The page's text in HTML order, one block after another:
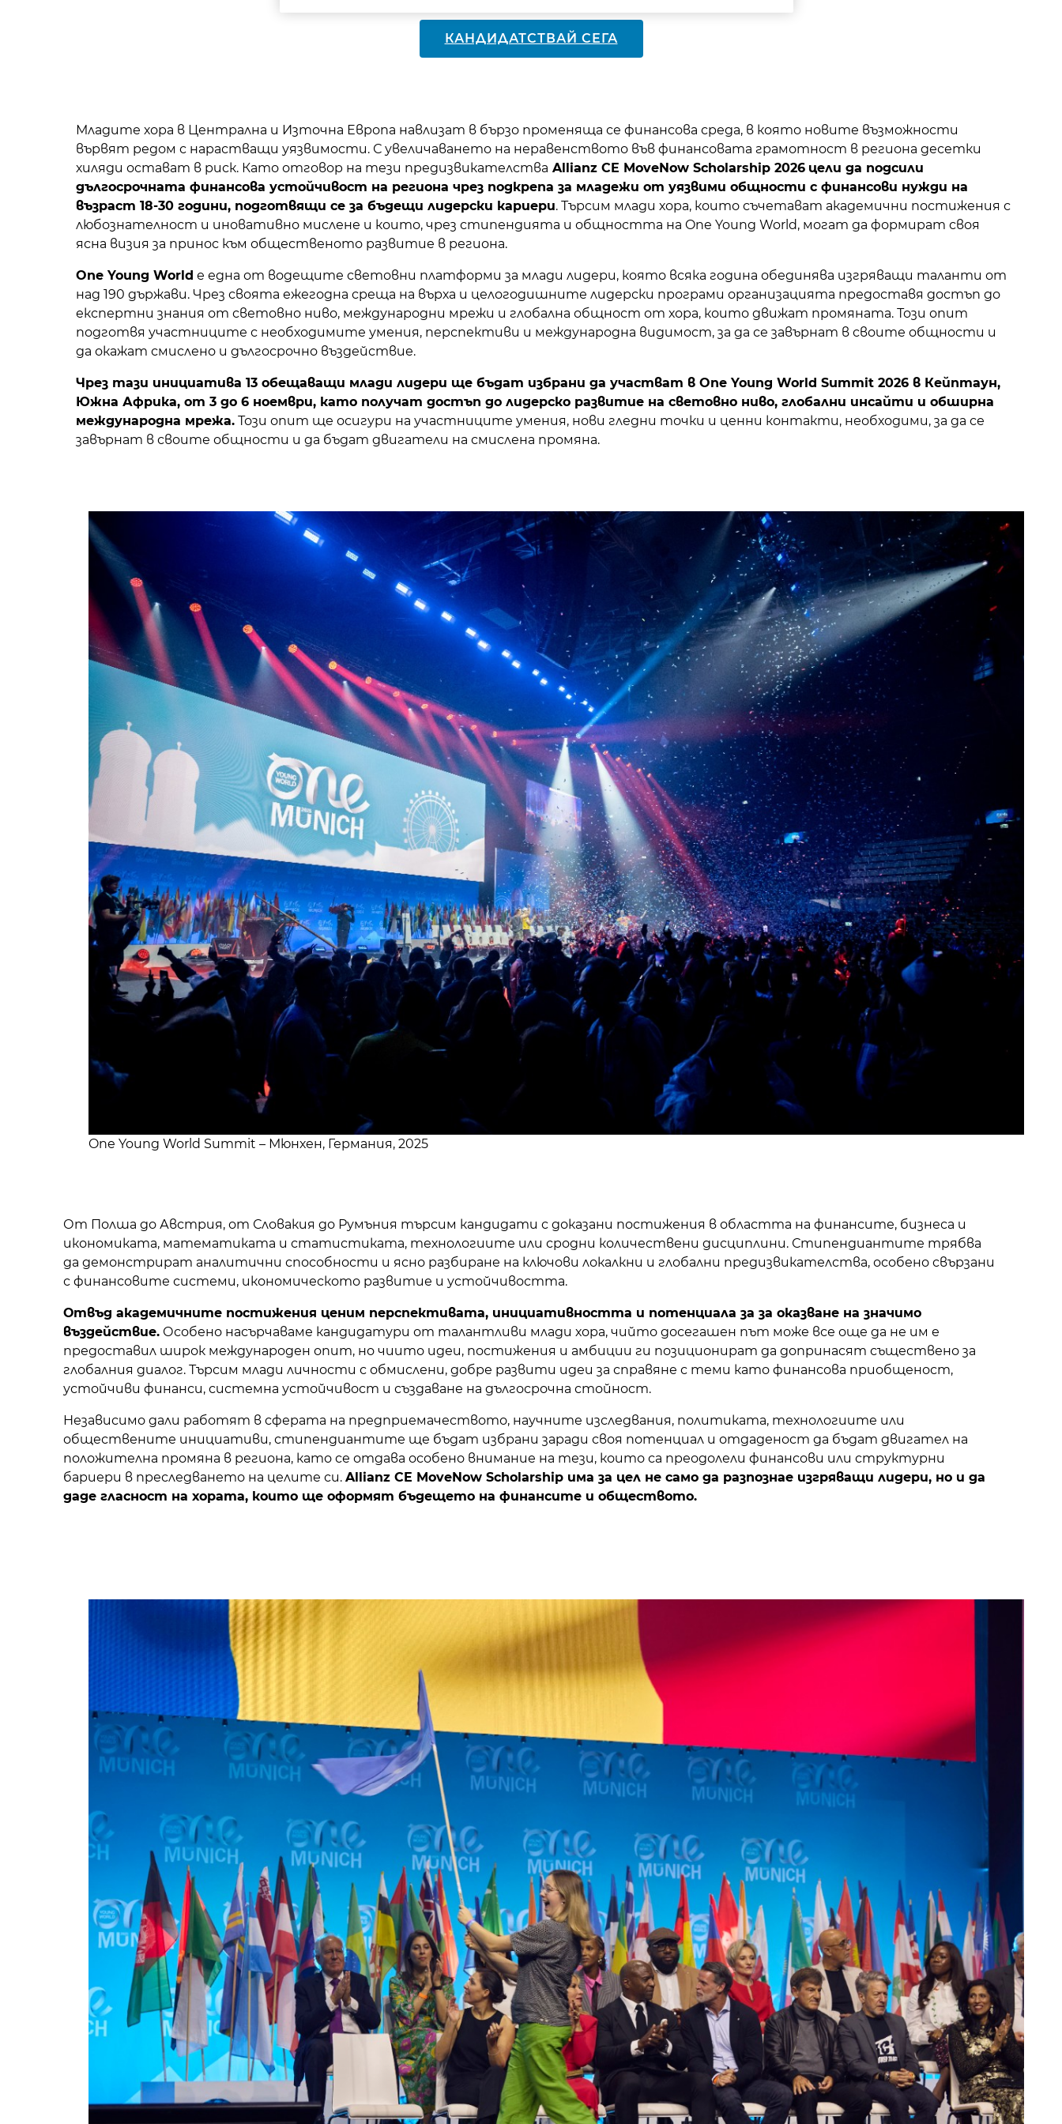
КАНДИДАТСТВАЙ СЕГА
Младите хора в Централна и Източна Европа навлизат в бързо променяща се финансова среда, в която новите възможности
вървят редом с нарастващи уязвимости. С увеличаването на неравенството във финансовата грамотност в региона десетки
хиляди остават в риск. Като отговор на тези предизвикателства Allianz CE MoveNow Scholarship 2026 цели да подсили
дългосрочната финансова устойчивост на региона чрез подкрепа за младежи от уязвими общности с финансови нужди на
възраст 18-30 години, подготвящи се за бъдещи лидерски кариери. Търсим млади хора, които съчетават академични постижения с
любознателност и иновативно мислене и които, чрез стипендията и общността на One Young World, могат да формират своя
ясна визия за принос към общественото развитие в региона.
One Young World е една от водещите световни платформи за млади лидери, която всяка година обединява изгряващи таланти от
над 190 държави. Чрез своята ежегодна среща на върха и целогодишните лидерски програми организацията предоставя достъп до
експертни знания от световно ниво, международни мрежи и глобална общност от хора, които движат промяната. Този опит
подготвя участниците с необходимите умения, перспективи и международна видимост, за да се завърнат в своите общности и
да окажат смислено и дългосрочно въздействие.
Чрез тази инициатива 13 обещаващи млади лидери ще бъдат избрани да участват в One Young World Summit 2026 в Кейптаун,
Южна Африка, от 3 до 6 ноември, като получат достъп до лидерско развитие на световно ниво, глобални инсайти и обширна
международна мрежа. Този опит ще осигури на участниците умения, нови гледни точки и ценни контакти, необходими, за да се
завърнат в своите общности и да бъдат двигатели на смислена промяна.
One Young World Summit – Мюнхен, Германия, 2025
От Полша до Австрия, от Словакия до Румъния търсим кандидати с доказани постижения в областта на финансите, бизнеса и
икономиката, математиката и статистиката, технологиите или сродни количествени дисциплини. Стипендиантите трябва
да демонстрират аналитични способности и ясно разбиране на ключови локалкни и глобални предизвикателства, особено свързани
с финансовите системи, икономическото развитие и устойчивостта.
Отвъд академичните постижения ценим перспективата, инициативността и потенциала за за оказване на значимо
въздействие. Особено насърчаваме кандидатури от талантливи млади хора, чийто досегашен път може все още да не им е
предоставил широк международен опит, но чиито идеи, постижения и амбиции ги позиционират да допринасят съществено за
глобалния диалог. Търсим млади личности с обмислени, добре развити идеи за справяне с теми като финансова приобщеност,
устойчиви финанси, системна устойчивост и създаване на дългосрочна стойност.
Независимо дали работят в сферата на предприемачеството, научните изследвания, политиката, технологиите или
обществените инициативи, стипендиантите ще бъдат избрани заради своя потенциал и отдаденост да бъдат двигател на
положителна промяна в региона, като се отдава особено внимание на тези, които са преодолели финансови или структурни
бариери в преследването на целите си. Allianz CE MoveNow Scholarship има за цел не само да разпознае изгряващи лидери, но и да
даде гласност на хората, които ще оформят бъдещето на финансите и обществото.